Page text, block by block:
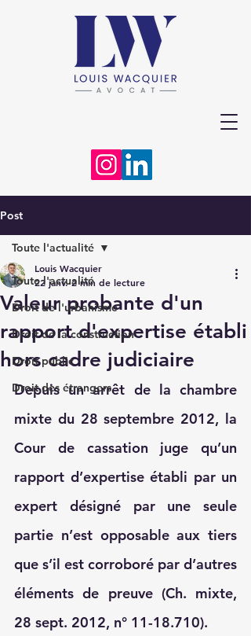
Post
Toute l'actualité
Droit de l'urbanisme
Droit de la construction
Droit public
Droit des étrangers
Toute l'actualité
Valeur probante d'un
rapport d'expertise établi
hors cadre judiciaire
Louis Wacquier
22 janv. 2 min de lecture
Depuis un arrêt de la chambre
mixte du 28 septembre 2012, la
Cour de cassation juge qu’un
rapport d’expertise établi par un
expert désigné par une seule
partie n’est opposable aux tiers
que s’il est corroboré par d’autres
éléments de preuve (Ch. mixte,
28 sept. 2012, n° 11-18.710).